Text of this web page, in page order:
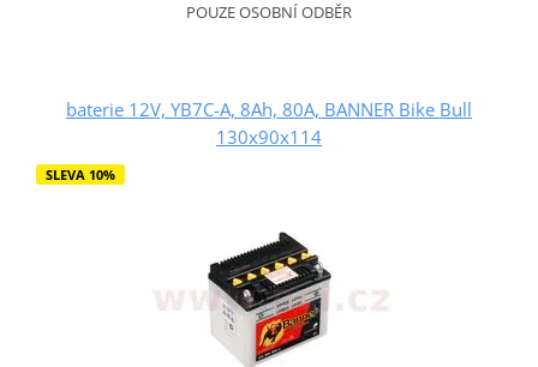
POUZE OSOBNÍ ODBĚR
baterie 12V, YB7C-A, 8Ah, 80A, BANNER Bike Bull
130x90x114
SLEVA 10%